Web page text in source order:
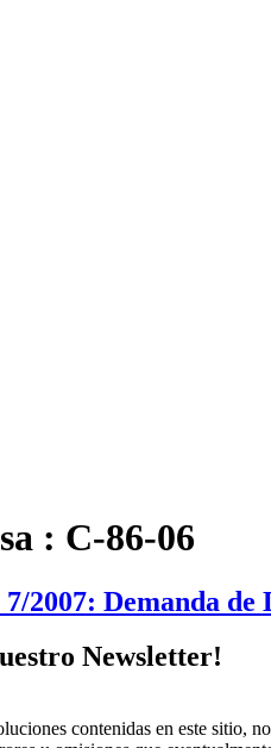
: C-86-06
7/2007: Demanda
Newsletter!
contenidas en este sitio,